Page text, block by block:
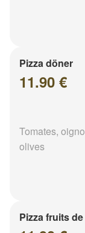
Pizza döner
11.90 €
Tomates,
olives
Pizza fruits